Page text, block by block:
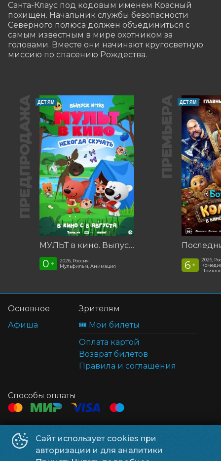
Санта-Клаус под кодовым именем Красный
похищен. Начальник службы безопасности
Северного полюса должен объединиться с
самым известным в мире охотником за
головами. Вместе они начинают кругосветную
миссию по спасению Рождества.
ПРЕДПРОДАЖА ДЕТЯМ
МУЛЬТ в кино. Выпуск №198. Некогда скучать
0 +
2026, Россия
Мульфильм, Анимация
ПРЕМЬЕРА ДЕТЯМ
6 +
2026,
Сайт использует cookies при
авторизации и для аналитики
Основное
Афиша
Зрителям
🎟️ Мои билеты
Оплата картой
Возврат билетов
Правила и соглашения
Способы оплаты
Контакты
ТЦ Клён
+7 914 322-70-60
ТЦ Мега +7 914 689-28-11